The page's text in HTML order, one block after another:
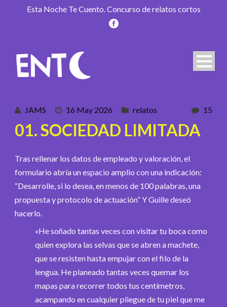
Esta Noche Te Cuento. Concurso de relatos cortos
JAMS 16 May 2026 relatos 15
01. SOCIEDAD LIMITADA
Tras rellenar los datos de empleado y valoración, el
formulario abría un espacio amplio con una indicación:
“Desarrolle, si lo desea, en menos de 100 palabras, una
propuesta y protocolo de actuación” Y Guille deseó
hacerlo.
«He soñado tantas veces con visitar tu boca como
quien explora las selvas que se abren a machete,
que se resisten hasta empujar con el filo de la
lengua. He planeado tantas veces quemar los
mapas para recorrer todos tus centímetros,
acampando en cualquier pliegue de tu piel que me